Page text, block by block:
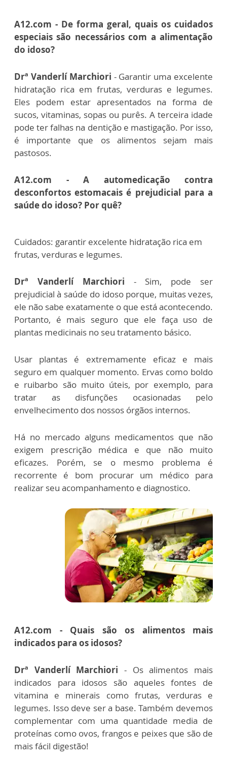
A12.com - De forma geral, quais os cuidados
especiais são necessários com a alimentação
do idoso?
Drª Vanderlí Marchiori - Garantir uma excelente
hidratação rica em frutas, verduras e legumes.
Eles podem estar apresentados na forma de
sucos, vitaminas, sopas ou purês. A terceira idade
pode ter falhas na dentição e mastigação. Por isso,
é importante que os alimentos sejam mais
pastosos.
A12.com - A automedicação contra
desconfortos estomacais é prejudicial para a
saúde do idoso? Por quê?
Cuidados: garantir excelente hidratação rica em
frutas, verduras e legumes.
Drª Vanderlí Marchiori - Sim, pode ser
prejudicial à saúde do idoso porque, muitas vezes,
ele não sabe exatamente o que está acontecendo.
Portanto, é mais seguro que ele faça uso de
plantas medicinais no seu tratamento básico.
Usar plantas é extremamente eficaz e mais
seguro em qualquer momento. Ervas como boldo
e ruibarbo são muito úteis, por exemplo, para
tratar as disfunções ocasionadas pelo
envelhecimento dos nossos órgãos internos.
Há no mercado alguns medicamentos que não
exigem prescrição médica e que não muito
eficazes. Porém, se o mesmo problema é
recorrente é bom procurar um médico para
realizar seu acompanhamento e diagnostico.
A12.com - Quais são os alimentos mais
indicados para os idosos?
Drª Vanderlí Marchiori - Os alimentos mais
indicados para idosos são aqueles fontes de
vitamina e minerais como frutas, verduras e
legumes. Isso deve ser a base. Também devemos
complementar com uma quantidade media de
proteínas como ovos, frangos e peixes que são de
mais fácil digestão!